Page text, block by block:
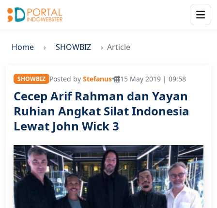
Home SHOWBIZ Article
SHOWBIZ Posted by Stefanus• 15 May 2019 | 09:58
Cecep Arif Rahman dan Yayan
Ruhian Angkat Silat Indonesia
Lewat John Wick 3